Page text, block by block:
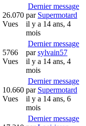
26.070
Vues
Dernier message
par Supermotard
il y a 14 ans, 4
mois
5766
Vues
Dernier message
parsylvain57
il y a 14 ans, 4
mois
10.660
Vues
Dernier message
par Supermotard
il y a 14 ans, 6
mois
Dernier message